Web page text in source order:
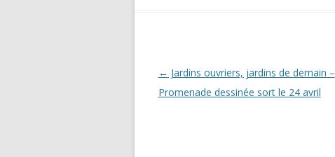
Navigation des articles
← Jardins ouvriers, jardins de demain –
Promenade dessinée sort le 24 avril